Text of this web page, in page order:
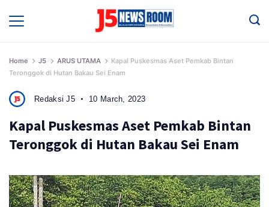
Home J5 ARUS UTAMA
Kapal Puskesmas Aset Pemkab Bintan
Teronggok di Hutan Bakau Sei Enam
Redaksi J5 10 March, 2023
Kapal Puskesmas Aset Pemkab Bintan
Teronggok di Hutan Bakau Sei Enam